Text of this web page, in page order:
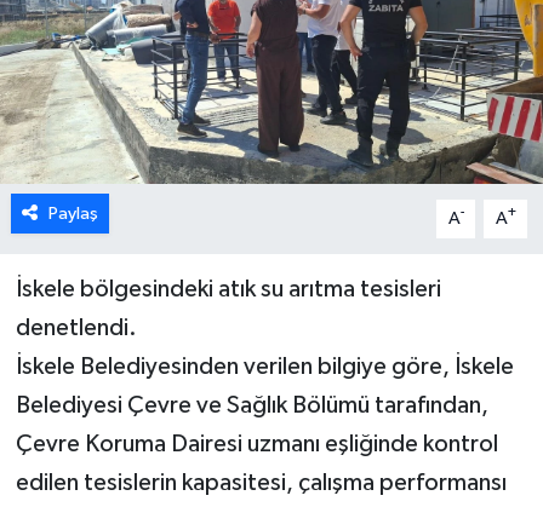
Paylaş A- A+
İskele bölgesindeki atık su arıtma tesisleri
denetlendi.
İskele Belediyesinden verilen bilgiye göre, İskele
Belediyesi Çevre ve Sağlık Bölümü tarafından,
Çevre Koruma Dairesi uzmanı eşliğinde kontrol
edilen tesislerin kapasitesi, çalışma performansı
ESENTEPE
GAZİMAĞUSA
GİRNE
GÜNDEM
İÇ HABERLER
KÜLTÜR SANAT